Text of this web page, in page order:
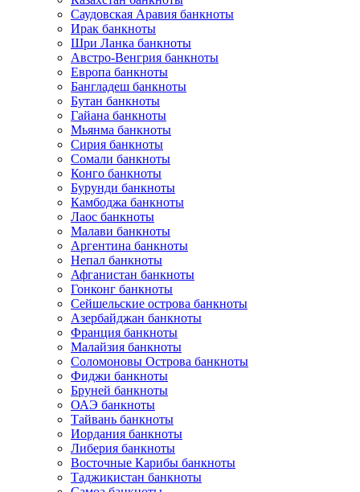
Саудовская Аравия банкноты
Ирак банкноты
Шри Ланка банкноты
Австро-Венгрия банкноты
Европа банкноты
Бангладеш банкноты
Бутан банкноты
Гайана банкноты
Мьянма банкноты
Сирия банкноты
Сомали банкноты
Конго банкноты
Бурунди банкноты
Камбоджа банкноты
Лаос банкноты
Малави банкноты
Аргентина банкноты
Непал банкноты
Афганистан банкноты
Гонконг банкноты
Сейшельские острова банкноты
Азербайджан банкноты
Франция банкноты
Малайзия банкноты
Соломоновы Острова банкноты
Фиджи банкноты
Бруней банкноты
ОАЭ банкноты
Тайвань банкноты
Иордания банкноты
Либерия банкноты
Восточные Карибы банкноты
Таджикистан банкноты